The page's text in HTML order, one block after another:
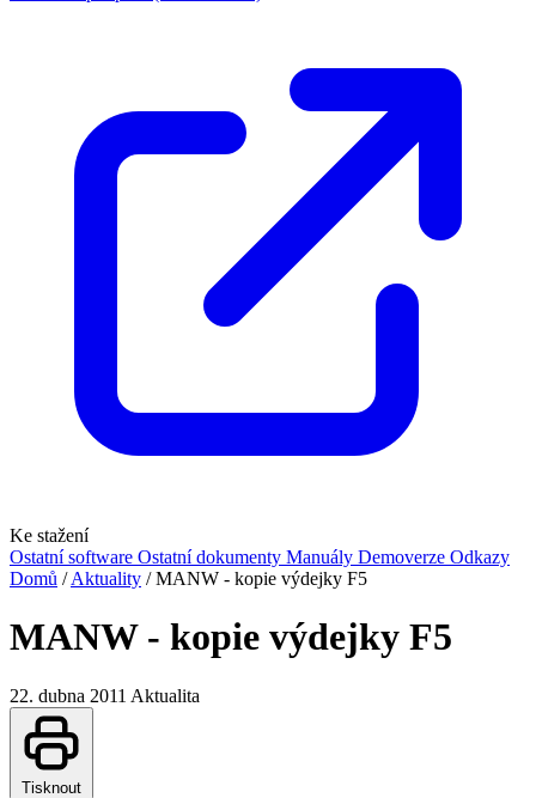
Ke stažení
Ostatní software Ostatní dokumenty Manuály Demoverze Odkazy
Domů / Aktuality / MANW - kopie výdejky F5
MANW - kopie výdejky F5
22. dubna 2011 Aktualita
Tisknout